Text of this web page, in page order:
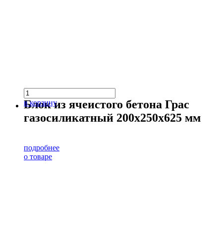
в корзину
Блок из ячеистого бетона Грас
газосиликатный 200х250х625 мм
подробнее
о товаре